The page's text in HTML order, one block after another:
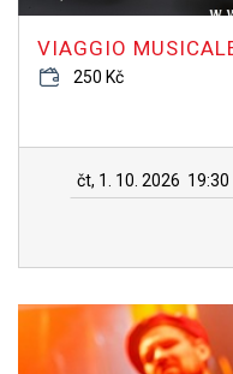
VIAGGIO
250 Kč
čt, 1. 10. 2026 19:30